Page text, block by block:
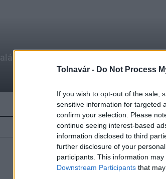
Tolnavár - Do Not Process
If you wish to opt-out of the sale,
sensitive information for targeted
confirm your selection. Please
continue seeing interest-based
information disclosed to third
further disclosure of your
participants. This information
Downstream Participants that
nyújt segítséget a biztonságos